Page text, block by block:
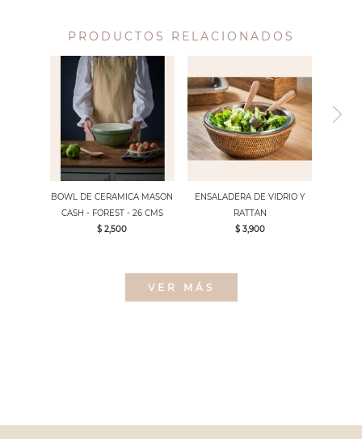
PRODUCTOS RELACIONADOS
BOWL DE CERAMICA MASON
CASH - FOREST - 26 CMS
$ 2,500
ENSALADERA DE VIDRIO Y
RATTAN
$ 3,900
VER MÁS